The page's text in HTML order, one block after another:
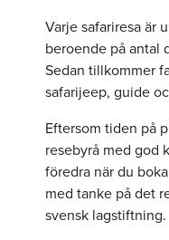
Varje safariresa är
beroende på antal
Sedan tillkommer
safarijeep, guide
Eftersom tiden på
resebyrå med god
föredra när du
med tanke på det
svensk lagstiftning.